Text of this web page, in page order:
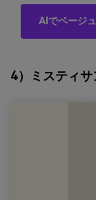
AIでベージ
4）ミスティ